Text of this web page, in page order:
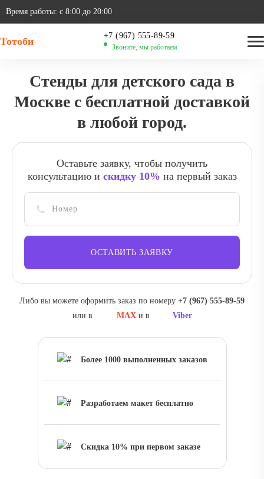
Время работы: с 8:00 до 20:00
Тотоби ‪+7 (967) 555-89-59
Звоните, мы работаем
Стенды для детского сада в
Москве с бесплатной доставкой
в любой город.
Более 1000 выполненных заказов
Разработаем макет бесплатно
Скидка 10% при первом заказе
Оставьте заявку, чтобы получить
консультацию и скидку 10% на первый заказ
ОСТАВИТЬ ЗАЯВКУ
Либо вы можете оформить заказ по номеру ‪+7 (967) 555-89-59
или в
MAXи в Viber